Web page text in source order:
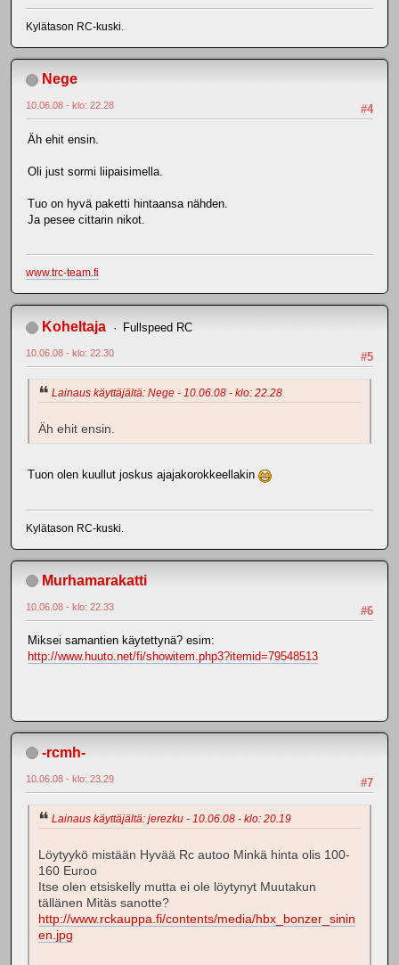
Kylätason RC-kuski.
Nege
#4
10.06.08 - klo: 22.28
Äh ehit ensin.
Oli just sormi liipaisimella.
Tuo on hyvä paketti hintaansa nähden.
Ja pesee cittarin nikot.
www.trc-team.fi
Koheltaja Fullspeed RC
#5
10.06.08 - klo: 22.30
Lainaus käyttäjältä: Nege - 10.06.08 - klo: 22.28
Äh ehit ensin.
Tuon olen kuullut joskus ajajakorokkeellakin
Kylätason RC-kuski.
Murhamarakatti
#6
10.06.08 - klo: 22.33
Miksei samantien käytettynä? esim:
http://www.huuto.net/fi/showitem.php3?itemid=79548513
-rcmh-
#7
10.06.08 - klo: 23.29
Lainaus käyttäjältä: jerezku - 10.06.08 - klo: 20.19
Löytyykö mistään Hyvää Rc autoo Minkä hinta olis 100-
160 Euroo
Itse olen etsiskelly mutta ei ole löytynyt Muutakun
tällänen Mitäs sanotte?
http://www.rckauppa.fi/contents/media/hbx_bonzer_sinin
en.jpg